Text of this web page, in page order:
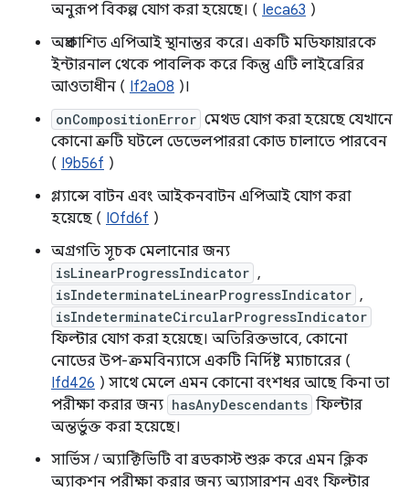
অনুরূপ বিকল্প যোগ করা হয়েছে। ( Ieca63 )
অপ্রকাশিত এপিআই স্থানান্তর করে। একটি মডিফায়ারকে
ইন্টারনাল থেকে পাবলিক করে কিন্তু এটি লাইব্রেরির
আওতাধীন ( If2a08 )।
onCompositionError মেথড যোগ করা হয়েছে যেখানে
কোনো ত্রুটি ঘটলে ডেভেলপাররা কোড চালাতে পারবেন
( I9b56f )
গ্ল্যান্সে বাটন এবং আইকনবাটন এপিআই যোগ করা
হয়েছে ( I0fd6f )
অগ্রগতি সূচক মেলানোর জন্য
isLinearProgressIndicator ,
isIndeterminateLinearProgressIndicator ,
isIndeterminateCircularProgressIndicator
ফিল্টার যোগ করা হয়েছে। অতিরিক্তভাবে, কোনো
নোডের উপ-ক্রমবিন্যাসে একটি নির্দিষ্ট ম্যাচারের (
Ifd426 ) সাথে মেলে এমন কোনো বংশধর আছে কিনা তা
পরীক্ষা করার জন্য hasAnyDescendants ফিল্টার
অন্তর্ভুক্ত করা হয়েছে।
সার্ভিস / অ্যাক্টিভিটি বা ব্রডকাস্ট শুরু করে এমন ক্লিক
অ্যাকশন পরীক্ষা করার জন্য অ্যাসারশন এবং ফিল্টার